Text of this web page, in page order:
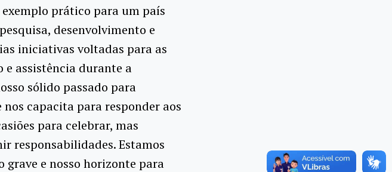
prático para um país
desenvolvimento e
iniciativas voltadas para as
e assistência durante a
sólido passado para
capacita para responder aos
para celebrar, mas
responsabilidades. Estamos
e nosso horizonte para